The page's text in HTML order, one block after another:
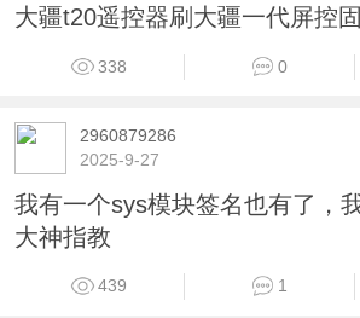
大疆t20遥控器刷大疆一代屏控
338 0
2960879286
2025-9-27
我有一个sys模块签名也有了，
大神指教
439 1